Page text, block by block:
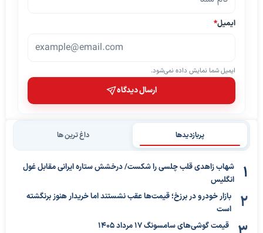
ایمیل*
ایمیل شما نمایش داده نمی‌شود.
ارسال دیدگاه
پربازدیدها داغ ترین ها
شهاب زاهدی قلب چلسی را شکست/ درخشش ستاره ایرانی مقابل غول
انگلیس
بازار خودرو در برزخ؛ قیمت‌ها عقب نشستند اما خریدار هنوز برنگشته
است
قیمت گوشی‌های سامسونگ 17 مرداد 1405